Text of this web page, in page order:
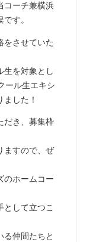
コーチ兼横浜
す。
をさせていた
生を対象とし
ール生エキシ
した！
だき、募集枠
ますので、ぜ
のホームコー
として立つこ
る仲間たちと